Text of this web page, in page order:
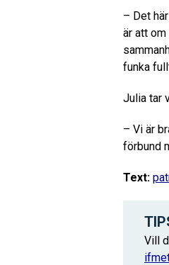
– Det
är att
funka
Julia tar
– Vi är
förbund
Text:
Vill